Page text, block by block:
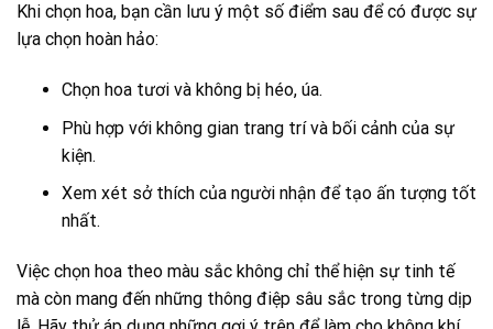
Khi chọn hoa, bạn cần lưu ý một số điểm sau để có được sự
lựa chọn hoàn hảo:
Chọn hoa tươi và không bị héo, úa.
Phù hợp với không gian trang trí và bối cảnh của sự
kiện.
Xem xét sở thích của người nhận để tạo ấn tượng tốt
nhất.
Việc chọn hoa theo màu sắc không chỉ thể hiện sự tinh tế
mà còn mang đến những thông điệp sâu sắc trong từng dịp